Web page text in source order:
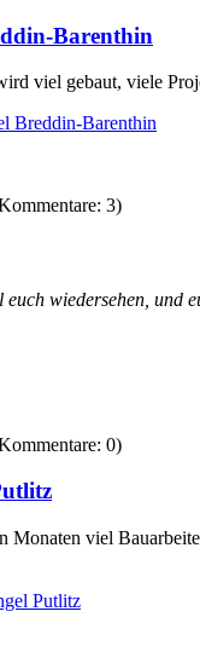
Barenthin
viel gebaut, viele
Breddin-Barenthin
3)
wiedersehen, und
0)
Monaten viel
Putlitz